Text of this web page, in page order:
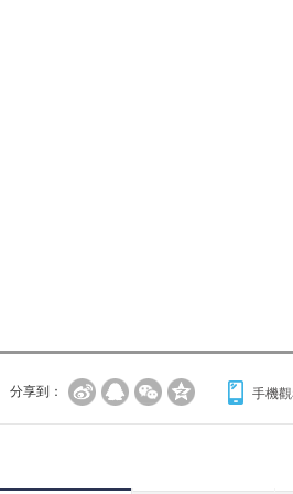
分享到： 手機